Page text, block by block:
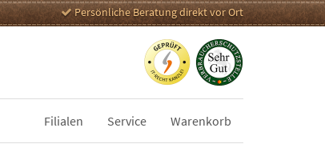
Persönliche Beratung direkt vor Ort
Filialen Service Warenkorb